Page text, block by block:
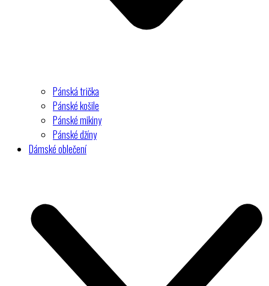
Pánská trička
Pánské košile
Pánské mikiny
Pánské džíny
Dámské oblečení